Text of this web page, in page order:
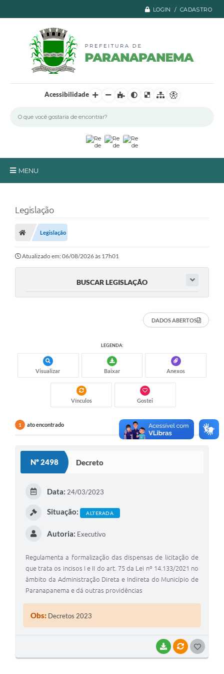
LOGIN / CADASTRO
Acessibilidade
MENU
A Prefeitura
Turismo
Transparência
Fale Conosco
Carta de Serviços
Galeria de Fotos
Transparência
Editais
Legislação
Legislação
Atualizado em: 06/08/2026 às 17h01
BUSCAR LEGISLAÇÃO
DADOS ABERTOS
LEGENDA:
Visualizar Baixar Anexos
Vínculos Gostei
1 ato encontrado
Nº 2498 Decreto
BAIXARVÍNCULOS
Data: 24/03/2023
Situação: ALTERADA
Autoria: Executivo
Regulamenta a formalização das dispensas de licitação de
que trata os incisos I e II do art. 75 da Lei nº 14.133/2021 no
âmbito da Administração Direta e Indireta do Município de
Paranapanema e dá outras providências
Obs: Decretos 2023